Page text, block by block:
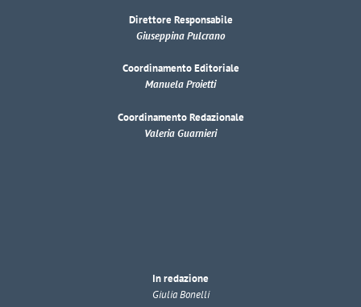
Direttore Responsabile
Giuseppina Pulcrano
Coordinamento Editoriale
Manuela Proietti
Coordinamento Redazionale
Valeria Guarnieri
In redazione
Giulia Bonelli